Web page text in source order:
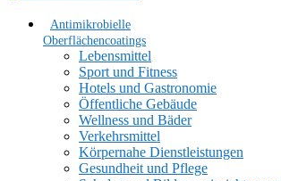
Antimikrobielle
Oberflächencoatings
Lebensmittel
Sport und Fitness
Hotels und Gastronomie
Öffentliche Gebäude
Wellness und Bäder
Verkehrsmittel
Körpernahe Dienstleistungen
Gesundheit und Pflege